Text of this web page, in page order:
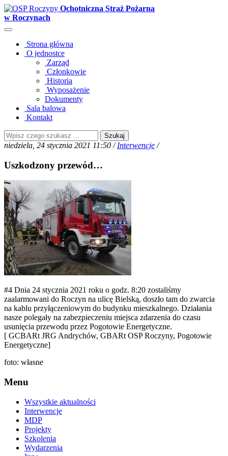
Ochotniczna Straż Pożarna
w Roczynach
Strona główna
O jednostce
Zarząd
Członkowie
Historia
Wyposażenie
Dokumenty
Sala balowa
Kontakt
Szukaj
niedziela, 24 stycznia 2021 11:50 /Interwencje /
Uszkodzony przewód…
#4 Dnia 24 stycznia 2021 roku o godz. 8:20 zostaliśmy
zaalarmowani do Roczyn na ulicę Bielską, doszło tam do zwarcia
na kablu przyłączeniowym do budynku mieszkalnego. Działania
nasze polegały na zabezpieczeniu miejsca zdarzenia do czasu
usunięcia przewodu przez Pogotowie Energetyczne.
[ GCBARt JRG Andrychów, GBARt OSP Roczyny, Pogotowie
Energetyczne]
foto: własne
Menu
Wszystkie aktualności
Interwencje
MDP
Projekty
Szkolenia
Wydarzenia